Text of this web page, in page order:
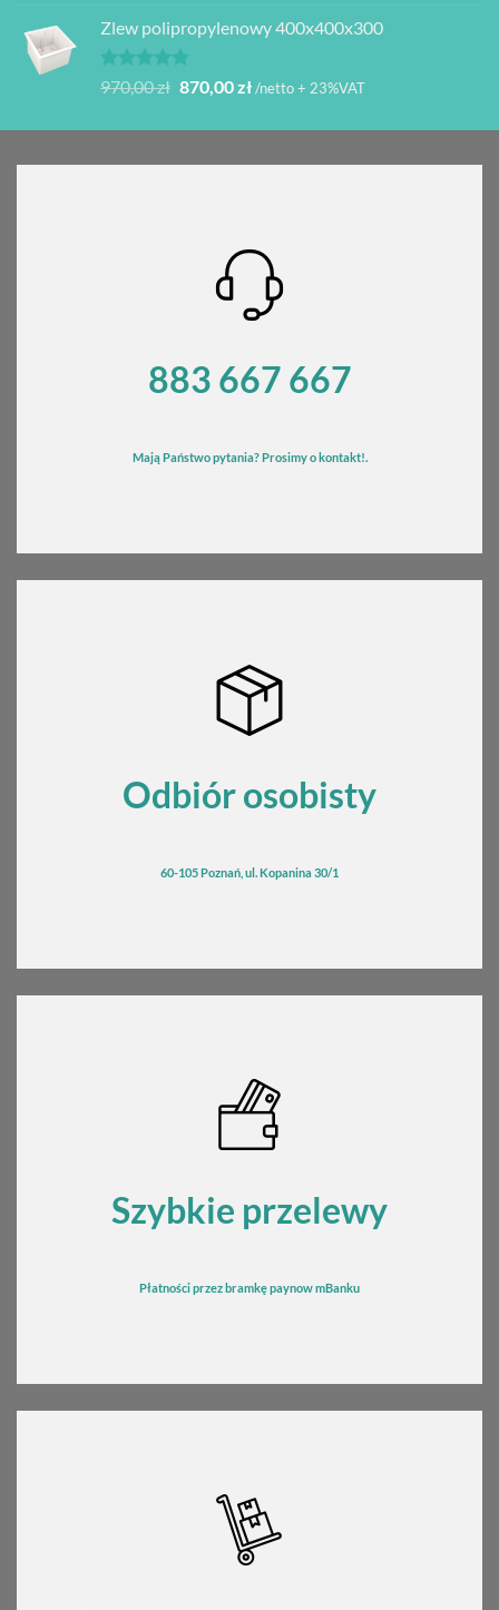
Zlew polipropylenowy 400x400x300
Oceniono
na 5
970,00zł Pierwotna
wynosiła:
870,00złAktualna
wynosi:
/netto + 23%VAT
883 667 667
Mają Państwo pytania? Prosimy o kontakt!.
Odbiór osobisty
60-105 Poznań, ul. Kopanina 30/1
Szybkie przelewy
Płatności przez bramkępaynow mBanku